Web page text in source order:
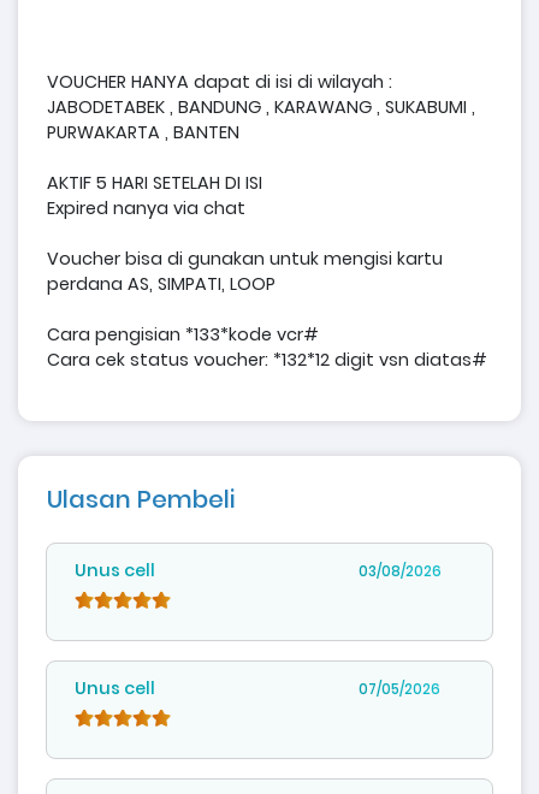
VOUCHER HANYA dapat di isi di wilayah :
JABODETABEK , BANDUNG , KARAWANG , SUKABUMI ,
PURWAKARTA , BANTEN
AKTIF 5 HARI SETELAH DI ISI
Expired nanya via chat
Voucher bisa di gunakan untuk mengisi kartu
perdana AS, SIMPATI, LOOP
Cara pengisian *133*kode vcr#
Cara cek status voucher: *132*12 digit vsn diatas#
Ulasan Pembeli
Unus cell 03/08/2026
Unus cell 07/05/2026